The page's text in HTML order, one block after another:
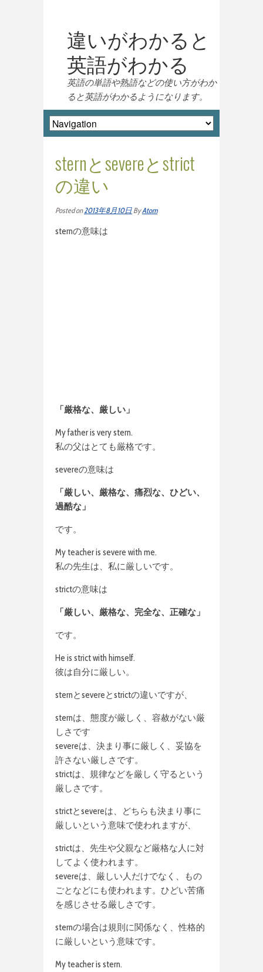
違いがわかると
英語がわかる
英語の単語や熟語などの使い方がわか
ると英語がわかるようになります。
sternとsevereとstrict
の違い
Posted on2013年8月10日 ByAtom
sternの意味は
「厳格な、厳しい」
My father is very stern.
私の父はとても厳格です。
severeの意味は
「厳しい、厳格な、痛烈な、ひどい、
過酷な」
です。
My teacher is severe with me.
私の先生は、私に厳しいです。
strictの意味は
「厳しい、厳格な、完全な、正確な」
です。
He is strict with himself.
彼は自分に厳しい。
sternとsevereとstrictの違いですが、
sternは、態度が厳しく、容赦がない厳
しさです
severeは、決まり事に厳しく、妥協を
許さない厳しさです。
strictは、規律などを厳しく守るという
厳しさです。
strictとsevereは、どちらも決まり事に
厳しいという意味で使われますが、
strictは、先生や父親など厳格な人に対
してよく使われます。
severeは、厳しい人だけでなく、もの
ごとなどにも使われます。ひどい苦痛
を感じさせる厳しさです。
sternの場合は規則に関係なく、性格的
に厳しいという意味です。
My teacher is stern.